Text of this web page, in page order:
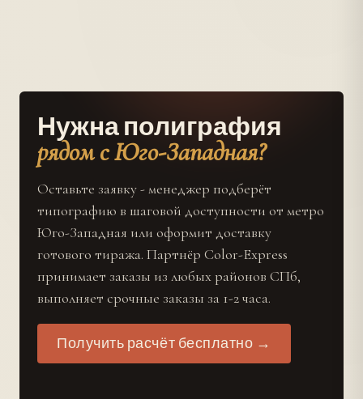
Нужна полиграфия
рядом с Юго-Западная?
Оставьте заявку - менеджер подберёт
типографию в шаговой доступности от метро
Юго-Западная или оформит доставку
готового тиража. Партнёр Color-Express
принимает заказы из любых районов СПб,
выполняет срочные заказы за 1-2 часа.
Получить расчёт бесплатно →